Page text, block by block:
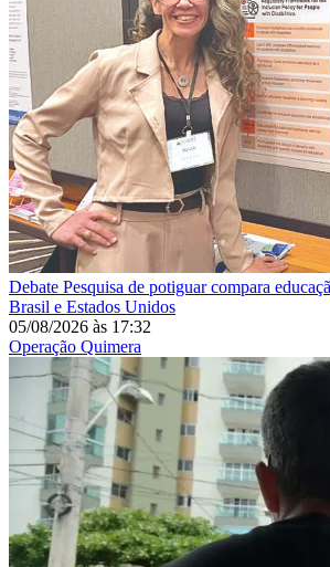
Debate Pesquisa de potiguar compara
Brasil e Estados Unidos
05/08/2026 às 17:32
Operação Quimera